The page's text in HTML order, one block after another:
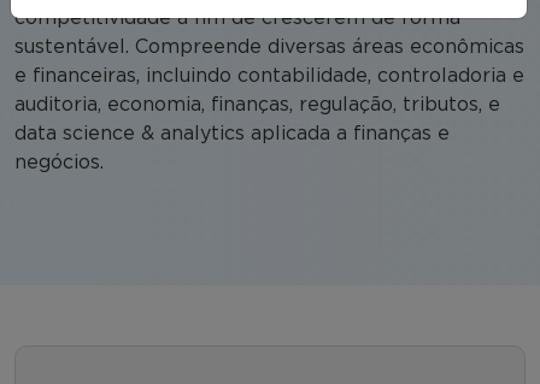
competitividade a fim de crescerem de forma
sustentável. Compreende diversas áreas econômicas
e financeiras, incluindo contabilidade, controladoria e
auditoria, economia, finanças, regulação, tributos, e
data science & analytics aplicada a finanças e
negócios.